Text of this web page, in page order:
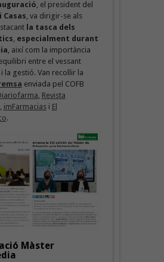
, el president del
Casas, va dirigir-se als
la tasca dels
, especialment durant
, així com la importància
entre el vessant
la gestió. Van recollir la
enviada pel COFB
, Revista
, imFarmaciasi El
.
Màster